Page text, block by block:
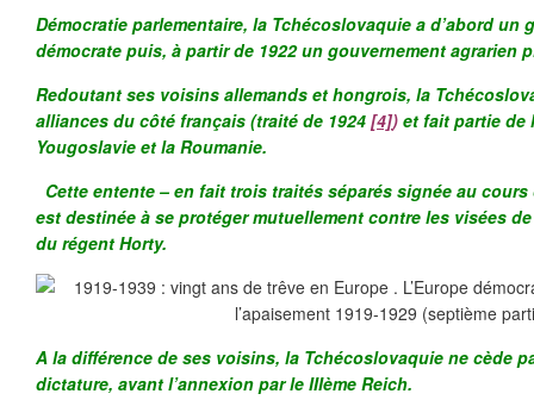
Démocratie parlementaire, la Tchécoslovaquie a d’abord un
démocrate puis, à partir de 1922 un gouvernement agrarien
Redoutant ses voisins allemands et hongrois, la
alliances du côté français (traité de 1924 [4]) et fait partie de
Yougoslavie et la Roumanie.
Cette entente – en fait trois traités séparés signée au cours
est destinée à se protéger mutuellement contre les visées
du régent Horty.
A la différence de ses voisins, la Tchécoslovaquie ne cède
dictature, avant l’annexion par le IIIème Reich.